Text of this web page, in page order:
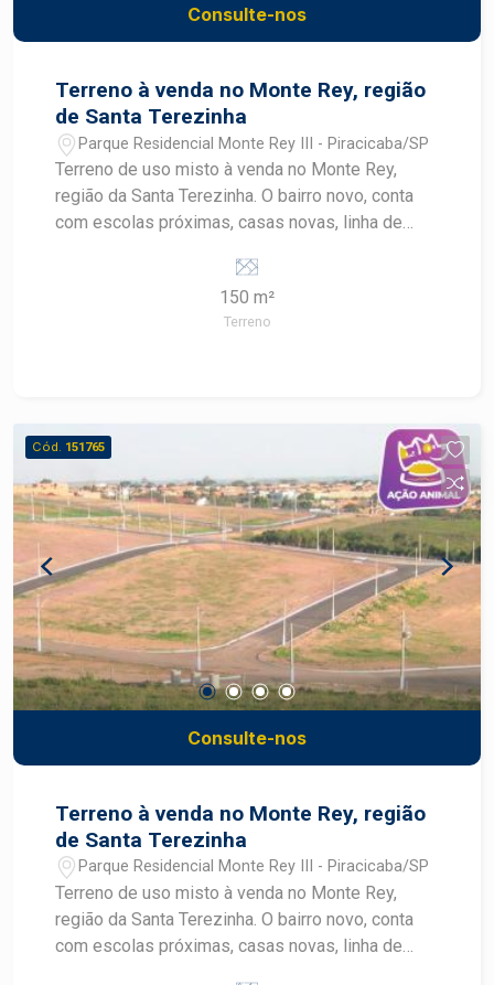
Consulte-nos
Terreno à venda no Monte Rey, região
de Santa Terezinha
Parque Residencial Monte Rey III - Piracicaba/SP
Terreno de uso misto à venda no Monte Rey,
região da Santa Terezinha. O bairro novo, conta
com escolas próximas, casas novas, linha de
venda pode ser feita com financiamento para
150 m²
Terreno
Cód. 151765
Consulte-nos
Terreno à venda no Monte Rey, região
de Santa Terezinha
Parque Residencial Monte Rey III - Piracicaba/SP
Terreno de uso misto à venda no Monte Rey,
região da Santa Terezinha. O bairro novo, conta
com escolas próximas, casas novas, linha de